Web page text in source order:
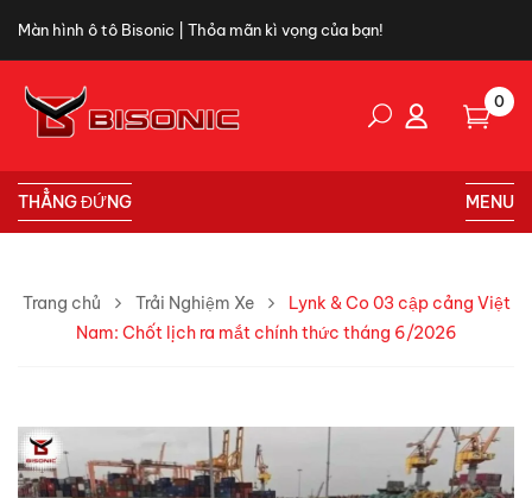
Màn hình ô tô Bisonic | Thỏa mãn kì vọng của bạn!
0
THẲNG ĐỨNG MENU
Trang chủ Trải Nghiệm Xe
Lynk & Co 03 cập cảng Việt
Nam: Chốt lịch ra mắt chính thức tháng 6/2026